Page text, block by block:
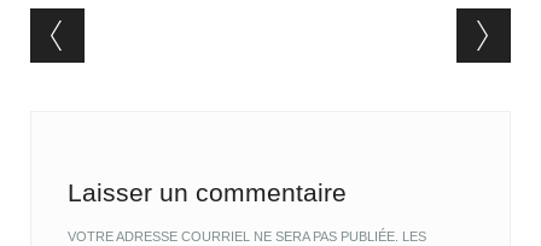
Post navigation
Laisser un commentaire
VOTRE ADRESSE COURRIEL NE SERA PAS PUBLIÉE. LES